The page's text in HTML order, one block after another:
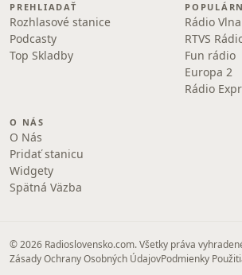
PREHLIADAŤ
Rozhlasové stanice
Podcasty
Top Skladby
Rádio Vlna
RTVS
Fun rádio
Europa 2
Rádio
O NÁS
O Nás
Pridať stanicu
Widgety
Spätná Väzba
© 2026 Radioslovensko.com. Všetky práva
Zásady Ochrany Osobných ÚdajovPodmienky